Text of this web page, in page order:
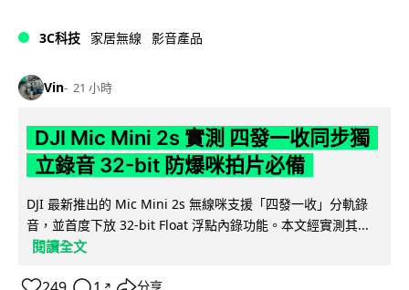
3C科技 家居無線 影音產品
Vin 21 小時
DJI Mic Mini 2s 實測 四發一收同步獨
立錄音 32-bit 防爆咪拍片必備
DJI 最新推出的 Mic Mini 2s 無線咪支援「四發一收」分軌錄
音，並首度下放 32-bit Float 浮點內錄功能。本文經實測其...
閱讀全文
↗